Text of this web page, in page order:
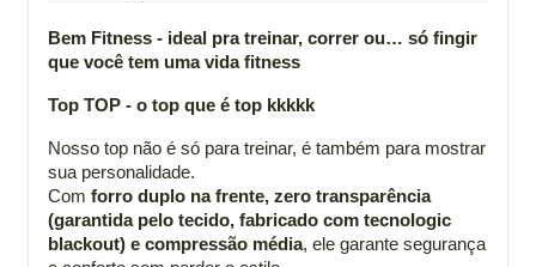
Bem Fitness - ideal pra treinar, correr ou… só fingir
que você tem uma vida fitness
Top TOP - o top que é top kkkkk
Nosso top não é só para treinar, é também para mostrar
sua personalidade.
Com forro duplo na frente, zero transparência
(garantida pelo tecido, fabricado com tecnologic
blackout) e compressão média, ele garante segurança